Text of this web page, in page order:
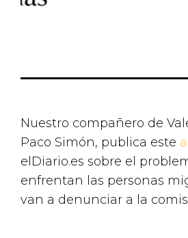
Nuestro compañero de
Paco Simón, publica este
elDiario.es sobre el
enfrentan las personas
van a denunciar a la